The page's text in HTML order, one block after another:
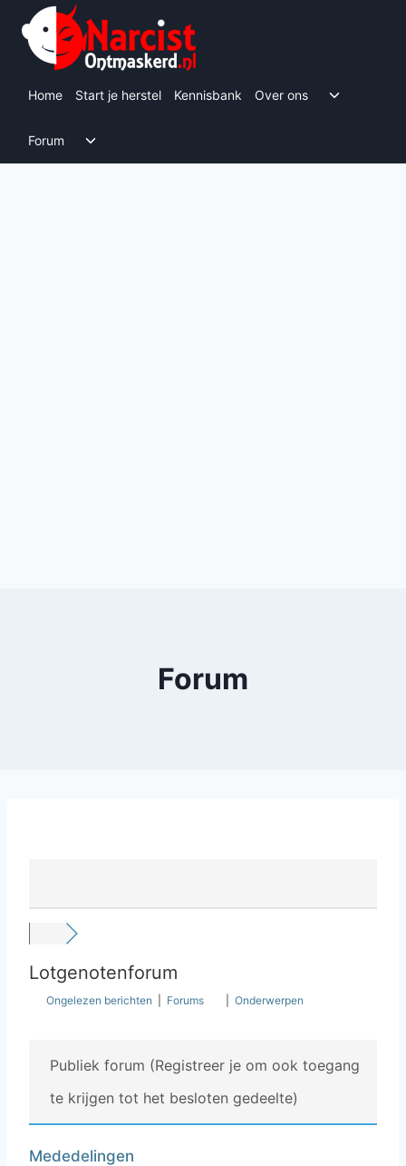
Doorgaan
naar
inhoud
Home Start je herstel Kennisbank Over ons Toggle
Forum Toggle submenu
Forum
Lotgenotenforum
Ongelezen berichten Forums Onderwerpen
Publiek forum (Registreer je om ook toegang
te krijgen tot het besloten gedeelte)
Mededelingen